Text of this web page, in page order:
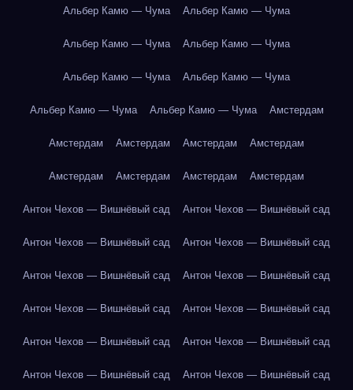
Альбер Камю — Чума Альбер Камю — Чума
Альбер Камю — Чума Альбер Камю — Чума
Альбер Камю — Чума Альбер Камю — Чума
Альбер Камю — Чума Альбер Камю — Чума Амстердам
Амстердам Амстердам Амстердам Амстердам
Амстердам Амстердам Амстердам Амстердам
Антон Чехов — Вишнёвый сад Антон Чехов — Вишнёвый сад
Антон Чехов — Вишнёвый сад Антон Чехов — Вишнёвый сад
Антон Чехов — Вишнёвый сад Антон Чехов — Вишнёвый сад
Антон Чехов — Вишнёвый сад Антон Чехов — Вишнёвый сад
Антон Чехов — Вишнёвый сад Антон Чехов — Вишнёвый сад
Антон Чехов — Вишнёвый сад Антон Чехов — Вишнёвый сад